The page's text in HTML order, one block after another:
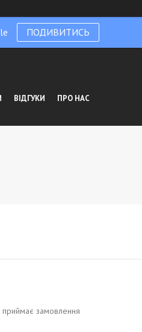
ПОДИВИТИСЬ
ВІДГУКИ ПРО НАС
приймає замовлення